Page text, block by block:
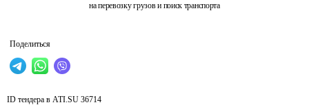
на перевозку грузов и поиск транспорта
Поделиться
ID тендера в ATI.SU 36714